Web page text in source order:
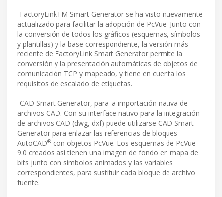
-FactoryLinkTM Smart Generator se ha visto nuevamente
actualizado para facilitar la adopción de PcVue. Junto con
la conversión de todos los gráficos (esquemas, símbolos
y plantillas) y la base correspondiente, la versión más
reciente de FactoryLink Smart Generator permite la
conversión y la presentación automáticas de objetos de
comunicación TCP y mapeado, y tiene en cuenta los
requisitos de escalado de etiquetas.
-CAD Smart Generator, para la importación nativa de
archivos CAD. Con su interface nativo para la integración
de archivos CAD (dwg, dxf) puede utilizarse CAD Smart
Generator para enlazar las referencias de bloques
AutoCAD® con objetos PcVue. Los esquemas de PcVue
9.0 creados así tienen una imagen de fondo en mapa de
bits junto con símbolos animados y las variables
correspondientes, para sustituir cada bloque de archivo
fuente.